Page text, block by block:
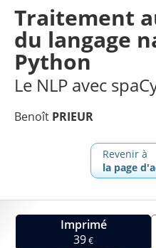
Traitement
du langage
Python
Le NLP avec
Benoît PRIEUR
Revenir à
la page
Imprimé
39€